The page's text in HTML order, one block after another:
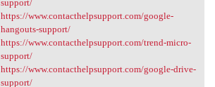
support/
https://www.contacthelpsupport.com/google-
hangouts-support/
https://www.contacthelpsupport.com/trend-micro-
support/
https://www.contacthelpsupport.com/google-drive-
support/